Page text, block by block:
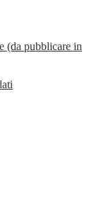
(da pubblicare in